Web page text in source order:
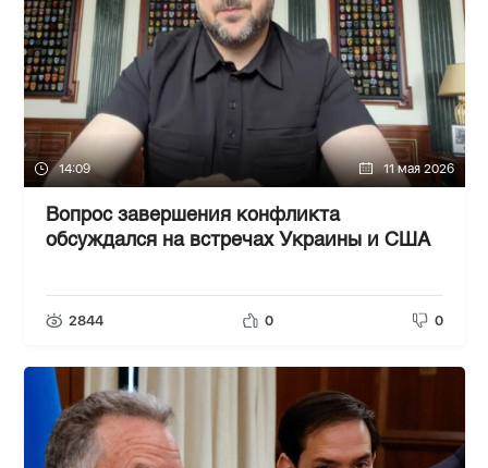
14:09 11 мая 2026
Вопрос завершения конфликта
обсуждался на встречах Украины и США
2844 0 0